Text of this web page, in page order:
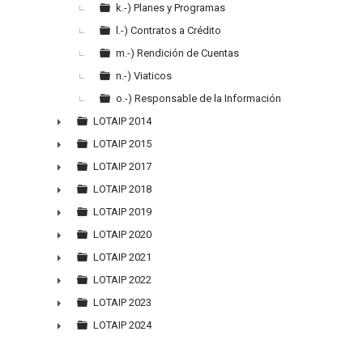
k.-) Planes y Programas
l.-) Contratos a Crédito
m.-) Rendición de Cuentas
n.-) Viaticos
o.-) Responsable de la Información
►
LOTAIP 2014
►
LOTAIP 2015
►
LOTAIP 2017
►
LOTAIP 2018
►
LOTAIP 2019
►
LOTAIP 2020
►
LOTAIP 2021
►
LOTAIP 2022
►
LOTAIP 2023
LOTAIP 2024